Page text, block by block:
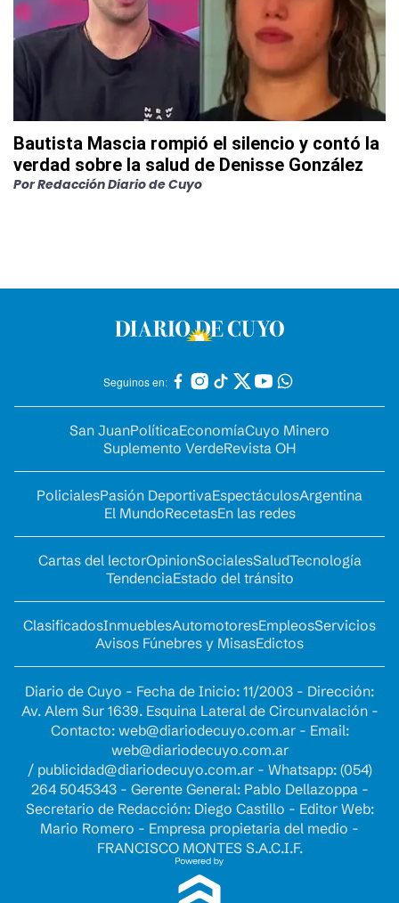
Bautista Mascia rompió el silencio y contó la
verdad sobre la salud de Denisse González
PorRedacción Diario de Cuyo
Seguinos en:
San JuanPolíticaEconomíaCuyo Minero
Suplemento VerdeRevista OH
PolicialesPasión DeportivaEspectáculosArgentina
El MundoRecetasEn las redes
Cartas del lectorOpinionSocialesSaludTecnología
TendenciaEstado del tránsito
ClasificadosInmueblesAutomotoresEmpleosServicios
Avisos Fúnebres y MisasEdictos
Diario de Cuyo - Fecha de Inicio: 11/2003 - Dirección:
Av. Alem Sur 1639. Esquina Lateral de Circunvalación -
Contacto: web@diariodecuyo.com.ar- Email:
web@diariodecuyo.com.ar
/ publicidad@diariodecuyo.com.ar- Whatsapp: (054)
264 5045343 - Gerente General: Pablo Dellazoppa -
Secretario de Redacción: Diego Castillo - Editor Web:
Mario Romero - Empresa propietaria del medio -
FRANCISCO MONTES S.A.C.I.F.